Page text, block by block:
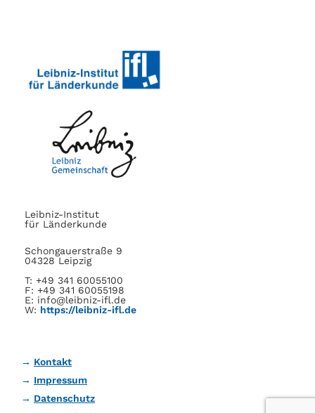
Leibniz-Institut
für Länderkunde
Schongauerstraße 9
04328 Leipzig
T: +49 341 60055100
F: +49 341 60055198
E: info@leibniz-ifl.de
W: https://leibniz-ifl.de
Kontakt
Impressum
Datenschutz